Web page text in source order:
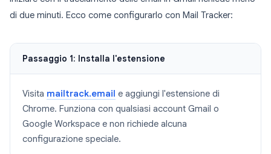
di due minuti. Ecco come configurarlo con Mail Tracker:
Passaggio 1: Installa l'estensione
Visita mailtrack.email e aggiungi l'estensione di
Chrome. Funziona con qualsiasi account Gmail o
Google Workspace e non richiede alcuna
configurazione speciale.